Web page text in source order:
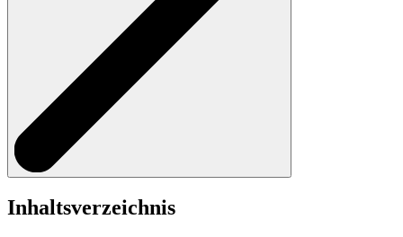
Inhaltsverzeichnis